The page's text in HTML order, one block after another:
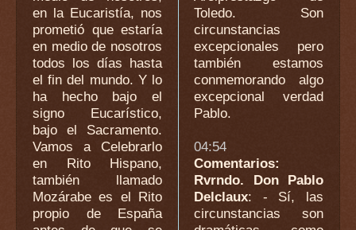
en la Eucaristía, nos
prometió que estaría
en medio de nosotros
todos los días hasta
el fin del mundo. Y lo
ha hecho bajo el
signo Eucarístico,
bajo el Sacramento.
Vamos a Celebrarlo
en Rito Hispano,
también llamado
Mozárabe es el Rito
propio de España
Toledo. Son
circunstancias
excepcionales pero
también estamos
conmemorando algo
excepcional verdad
Pablo.
04:54
Comentarios:
Rvrndo. Don Pablo
Delclaux: - Sí, las
circunstancias son